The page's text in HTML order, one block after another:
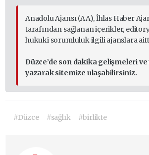
Anadolu Ajansı (AA), İhlas Haber
tarafından sağlanan içerikler,
hukuki sorumluluk ilgili ajanslara
Düzce’de son dakika gelişmeleri
yazarak sitemize ulaşabilirsiniz.
#Düzce #sağlık #birlikte